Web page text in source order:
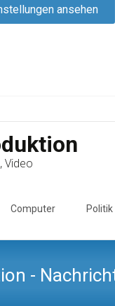
ansehen
Video
Computer Politik
-